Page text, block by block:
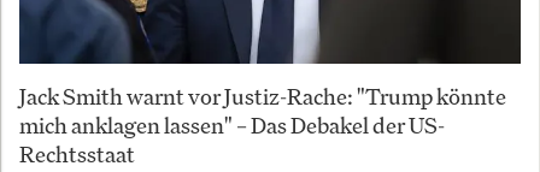
Jack Smith warnt vor Justiz-Rache: "Trump könnte
mich anklagen lassen" – Das Debakel der US-
Rechtsstaat